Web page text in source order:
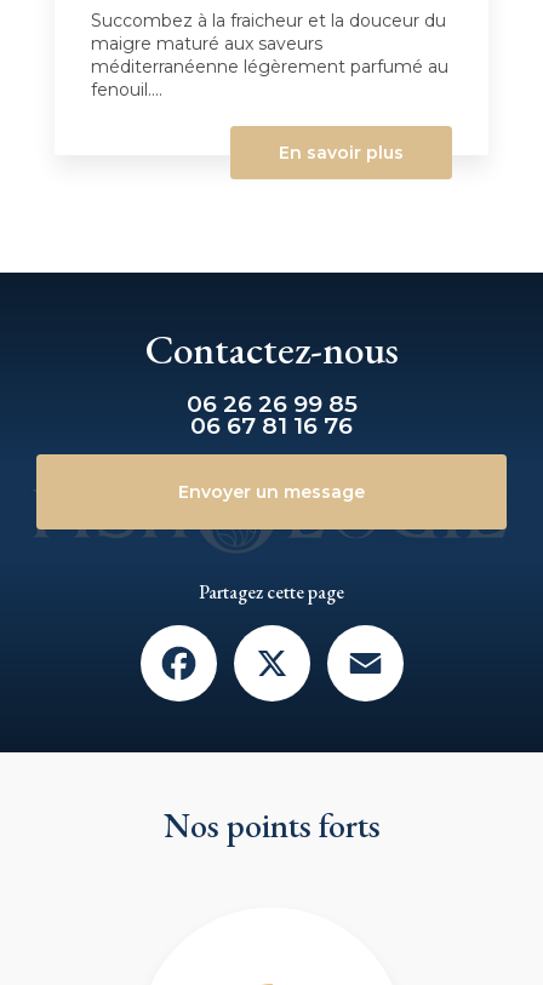
Succombez à la fraicheur et la douceur du
maigre maturé aux saveurs
méditerranéenne légèrement parfumé au
fenouil....
En savoir plus
Contactez-nous
06 26 26 99 85
06 67 81 16 76
Envoyer un message
Partagez cette page
Facebook
Nos points forts